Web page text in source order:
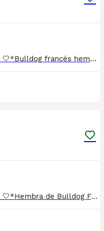
📲Laura 677983742 - 613283995 🤍*Bulldog francés hembra blue*🤍 ¿Buscas un nuevo compañero para tu hogar? ❤️ Tenemos preciosos cachorros listos para encontrar una familia responsable. ✅ Vacunados ✅ Desparasitados ✅ Cartilla sanitaria ✅ Garantías incluidas ✅ Máxima atención y cuidado Se hacen envíos a toda España: Andalucía: Almería, Cádiz, Córdoba, Granada, Huelva, Jaén, Málaga, Sevilla.Aragón: Huesca, Teruel, Zaragoza.Asturias: Oviedo.Baleares: Palma.Canarias: Las Palmas de Gran Canaria, Santa Cruz de Tenerife.Cantabria: Santander.Castilla-La Mancha: Albacete, Ciudad Real, Cuenca, Guadalajara, Toledo.Castilla y León: Ávila, Burgos, León, Palencia, Salamanca, Segovia, Soria, Valladolid, Zamora.Cataluña: Barcelona, Gerona (Girona), Lérida (Lleida), Tarragona.Comunidad Valenciana: Alicante, Castellón de la Plana, Valencia.Extremadura: Badajoz, Cáceres.Galicia: La Coruña (A Coruña), Lugo, Orense (Ourense), Pontevedra.La Rioja: Logroño.Madrid: Madrid.Murcia: Murcia.Navarra: Pamplona.País Vasco: Bilbao (Vizcaya), San Sebastián (Guipúzcoa), Vitoria (Álava). 🐾 Cachorros sanos, sociables y criados con mucho cariño. 📲 ¡Pregunta sin compromiso por disponibilidad, fotos y precios por mensaje privado!
📲Laura 677983742 - 613283995 🤍*Hembra de Bulldog Frances de color lilac *🤍 ¿Buscas un nuevo compañero para tu hogar? ❤️ Tenemos preciosos cachorros listos para encontrar una familia responsable. ✅ Vacunados ✅ Desparasitados ✅ Cartilla sanitaria ✅ Garantías incluidas ✅ Máxima atención y cuidado Se hacen envíos a toda España: Andalucía: Almería, Cádiz, Córdoba, Granada, Huelva, Jaén, Málaga, Sevilla.Aragón: Huesca, Teruel, Zaragoza.Asturias: Oviedo.Baleares: Palma.Canarias: Las Palmas de Gran Canaria, Santa Cruz de Tenerife.Cantabria: Santander.Castilla-La Mancha: Albacete, Ciudad Real, Cuenca, Guadalajara, Toledo.Castilla y León: Ávila, Burgos, León, Palencia, Salamanca, Segovia, Soria, Valladolid, Zamora.Cataluña: Barcelona, Gerona (Girona), Lérida (Lleida), Tarragona.Comunidad Valenciana: Alicante, Castellón de la Plana, Valencia.Extremadura: Badajoz, Cáceres.Galicia: La Coruña (A Coruña), Lugo, Orense (Ourense), Pontevedra.La Rioja: Logroño.Madrid: Madrid.Murcia: Murcia.Navarra: Pamplona.País Vasco: Bilbao (Vizcaya), San Sebastián (Guipúzcoa), Vitoria (Álava). 🐾 Cachorros sanos, sociables y criados con mucho cariño. 📲 ¡Pregunta sin compromiso por disponibilidad, fotos y precios por mensaje privado!